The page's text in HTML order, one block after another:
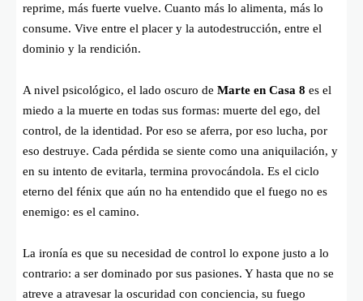
reprime, más fuerte vuelve. Cuanto más lo alimenta, más lo
consume. Vive entre el placer y la autodestrucción, entre el
dominio y la rendición.
A nivel psicológico, el lado oscuro de Marte en Casa 8 es el
miedo a la muerte en todas sus formas: muerte del ego, del
control, de la identidad. Por eso se aferra, por eso lucha, por
eso destruye. Cada pérdida se siente como una aniquilación, y
en su intento de evitarla, termina provocándola. Es el ciclo
eterno del fénix que aún no ha entendido que el fuego no es
enemigo: es el camino.
La ironía es que su necesidad de control lo expone justo a lo
contrario: a ser dominado por sus pasiones. Y hasta que no se
atreve a atravesar la oscuridad con conciencia, su fuego